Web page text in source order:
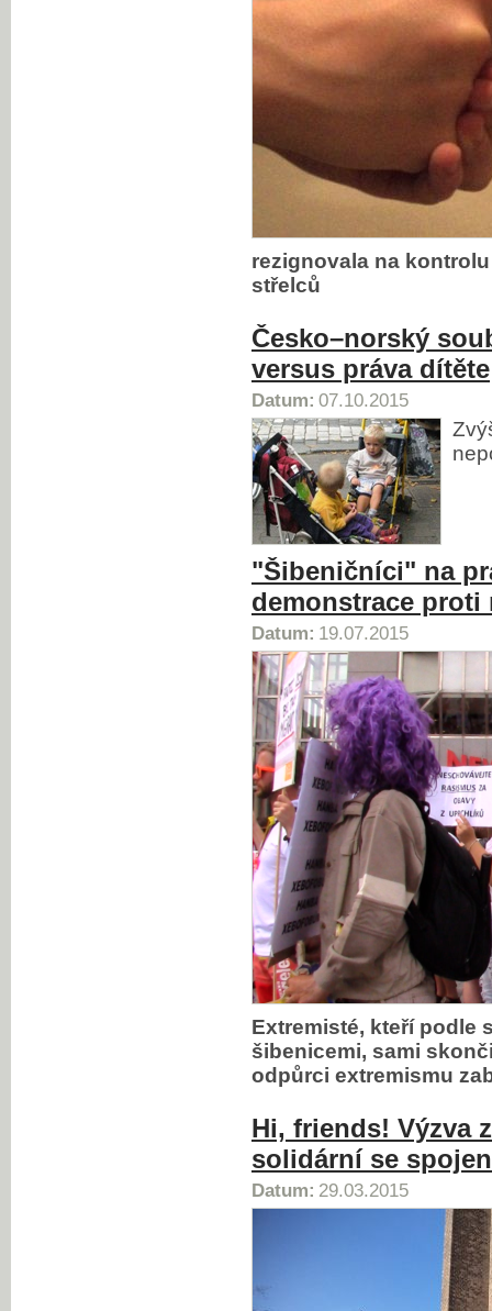
rezignovala na
střelců
Česko–norský
versus práva dítěte
Datum: 07.10.2015
"Šibeničníci" na
demonstrace
Datum: 19.07.2015
Extremisté, kteří podle
šibenicemi, sami
odpůrci extremismu
Hi, friends! Výzva
solidární se
Datum: 29.03.2015